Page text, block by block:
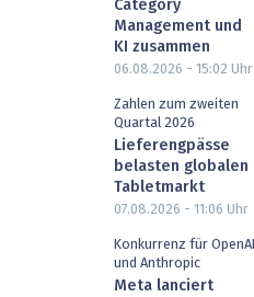
Category
Management und
KI zusammen
06.08.2026 - 15:02 Uhr
Zahlen zum zweiten
Quartal 2026
Lieferengpässe
belasten globalen
Tabletmarkt
07.08.2026 - 11:06 Uhr
Konkurrenz für OpenAI
und Anthropic
Meta lanciert